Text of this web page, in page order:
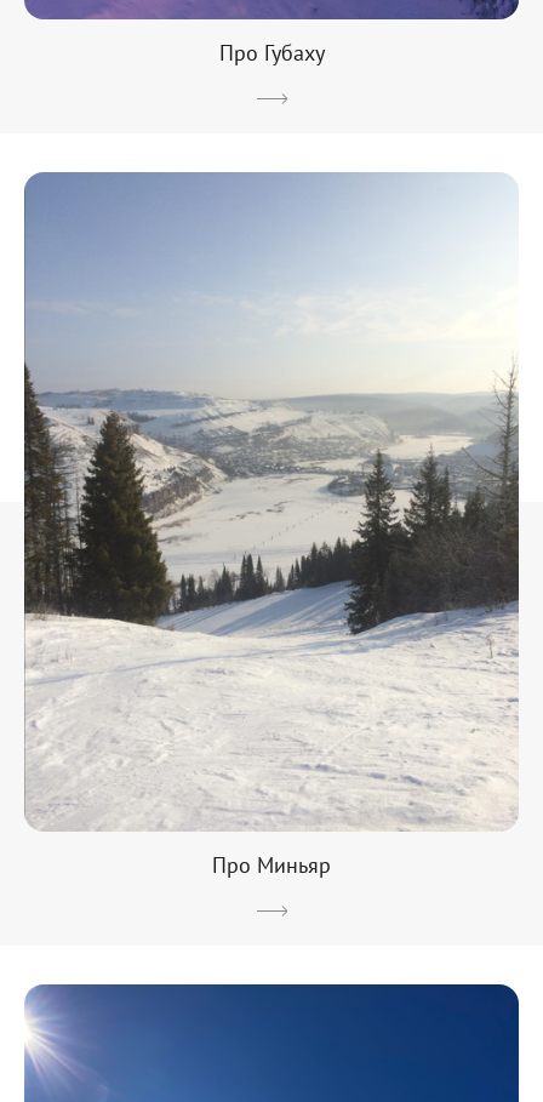
Про Губаху
Про Миньяр